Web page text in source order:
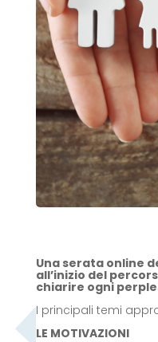
Una serata online
all’inizio del
chiarire ogni
I principali temi
LE MOTIVAZIONI